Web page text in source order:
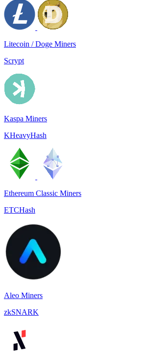
Litecoin / Doge Miners
Scrypt
Kaspa Miners
KHeavyHash
Ethereum Classic Miners
ETCHash
Aleo Miners
zkSNARK